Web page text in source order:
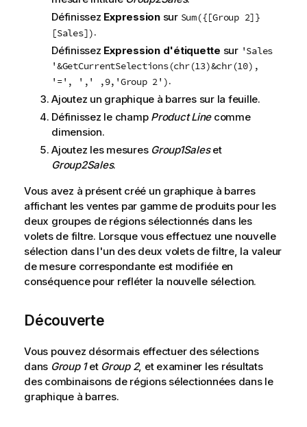
Définissez Expressionsur Sum({[Group 2]}
[Sales]).
Définissez Expression d'étiquette sur 'Sales
'&GetCurrentSelections(chr(13)&chr(10),
'=', ',' ,9,'Group 2').
Ajoutez un graphique à barres sur la feuille.
Définissez le champ Product Linecomme
dimension.
Ajoutez les mesures Group1Saleset
Group2Sales.
Vous avez à présent créé un graphique à barres
affichant les ventes par gamme de produits pour les
deux groupes de régions sélectionnés dans les
volets de filtre. Lorsque vous effectuez une nouvelle
sélection dans l'un des deux volets de filtre, la valeur
de mesure correspondante est modifiée en
conséquence pour refléter la nouvelle sélection.
Découverte
Vous pouvez désormais effectuer des sélections
dans Group 1et Group 2, et examiner les résultats
des combinaisons de régions sélectionnées dans le
graphique à barres.